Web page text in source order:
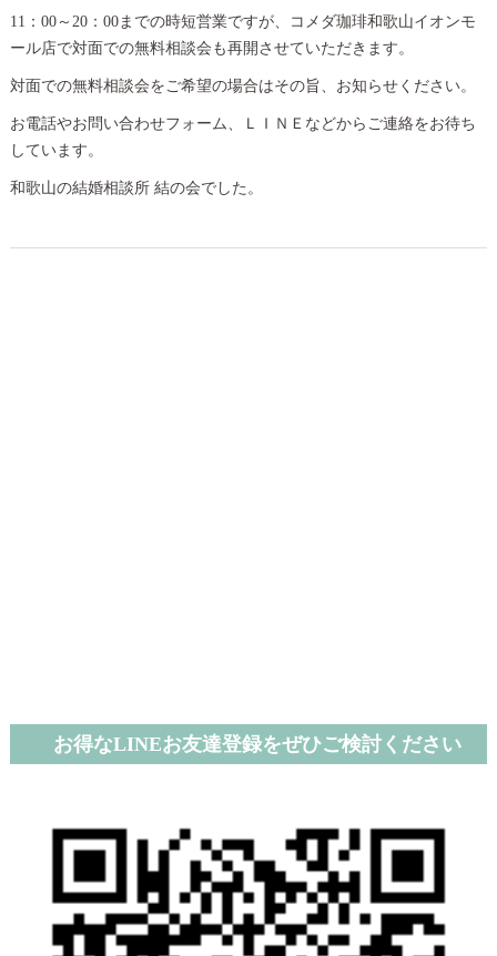
11：00～20：00までの時短営業ですが、コメダ珈琲和歌山イオンモ
ール店で対面での無料相談会も再開させていただきます。
対面での無料相談会をご希望の場合はその旨、お知らせください。
お電話やお問い合わせフォーム、ＬＩＮＥなどからご連絡をお待ち
しています。
和歌山の結婚相談所 結の会でした。
お得なLINEお友達登録をぜひご検討ください